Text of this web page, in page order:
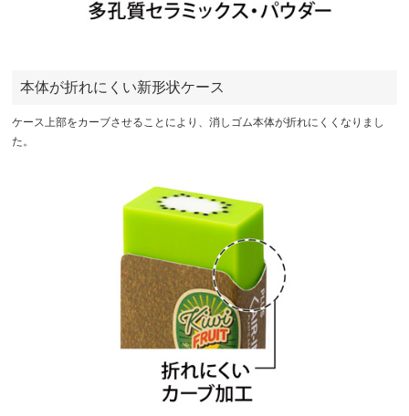
本体が折れにくい新形状ケース
ケース上部をカーブさせることにより、消しゴム本体が折れにくくなりまし
た。